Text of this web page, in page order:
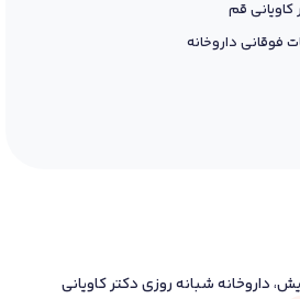
کاویانی قم
داروخانه
داروخانه شبانه روزی دکتر کاویانی